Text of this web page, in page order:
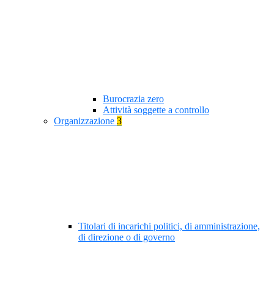
Burocrazia zero
Attività soggette a controllo
Organizzazione 3
Titolari di incarichi politici, di amministrazione,
di direzione o di governo